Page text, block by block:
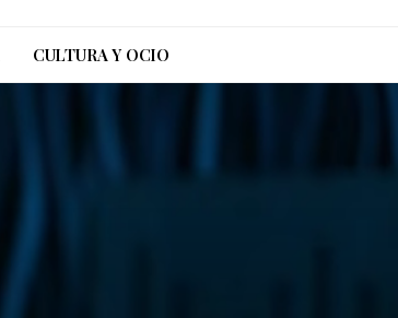
CULTURA Y OCIO